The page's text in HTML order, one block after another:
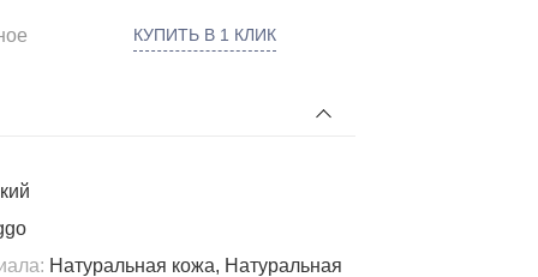
КУПИТЬ В 1 КЛИК
Натуральная кожа, Натуральная